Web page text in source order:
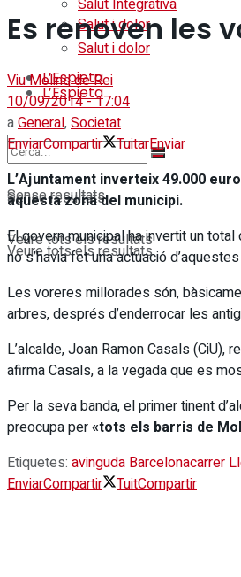
Salut i dolor
L’Espieta
Sense resultats
Veure tots els resultats
Salut Integrativa
Salut i dolor
L’Espieta
Sense resultats
Veure tots els resultats
Es renoven les
Viu Molins de Rei
10/09/2014 - 17:04
aGeneral,Societat
EnviarCompartir TuitarEnviar
L’Ajuntament inverteix 49.000
aquesta zona del municipi.
El govern municipal ha invertit un
no s’havia fet una actuació
Les voreres millorades són,
arbres, després d’enderrocar les
L’alcalde, Joan Ramon Casals (CiU),
afirma Casals, a la vegada que es
Per la seva banda, el primer tinent
preocupa per«tots els barris de
Etiquetes: avinguda Barcelonacarrer
EnviarCompartir TuitCompartir